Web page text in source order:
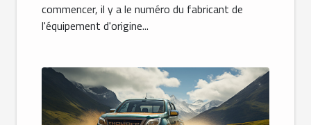
commencer, il y a le numéro du fabricant de
l'équipement d'origine...